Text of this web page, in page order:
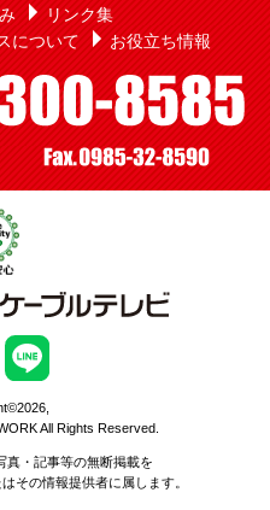
リンク集
について お役立ち情報
All Rights Reserved.
真・記事等の無断掲載を
その情報提供者に属します。